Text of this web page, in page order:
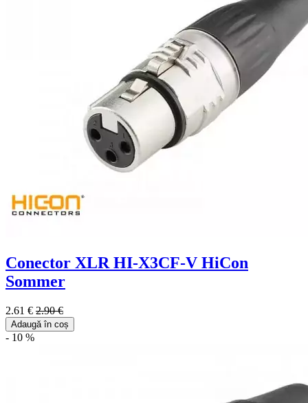
Conector XLR HI-X3CF-V HiCon
Sommer
2.61 € 2.90 €
Adaugă în coș
- 10 %